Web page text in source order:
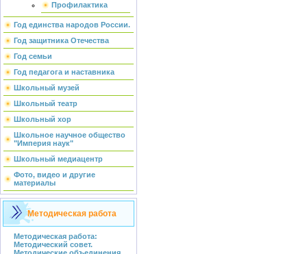
Профилактика
Год единства народов России.
Год защитника Отечества
Год семьи
Год педагога и наставника
Школьный музей
Школьный театр
Школьный хор
Школьное научное общество
"Империя наук"
Школьный медиацентр
Фото, видео и другие
материалы
Методическая работа
Методическая работа:
Методический совет.